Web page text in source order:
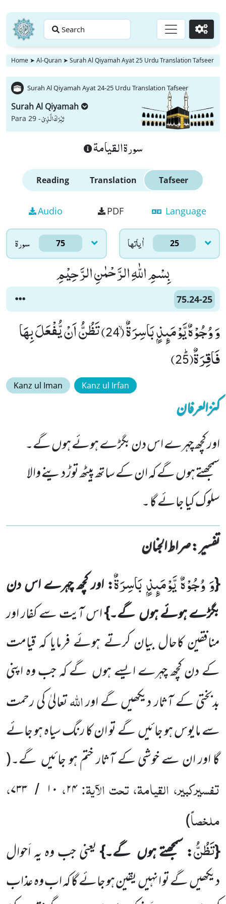
Search Go
Home ➤ Al-Quran ➤ Surah Al Qiyamah Ayat 25 Urdu Translation Tafseer
Surah Al Qiyamah Ayat 24-25 Urdu Translation Tafseer
Surah Al Qiyamah
Para 29 -تَبٰرَكَ الَّذِیْ
سورة القيامة
Reading Translation Tafseer
Audio PDF Language
سورۃ 75 اٰياتها 25
بِسْمِ اللّٰهِ الرَّحْمٰنِ الرَّحِیْمِ
75.24-25
وَ وُجُوْهٌ یَّوْمَىٕذٍۭ بَاسِرَةٌۙ (24) تَظُنُّ اَنْ یُّفْعَلَ بِهَا
فَاقِرَةٌﭤ(25)
Kanz ul Iman Kanz ul Irfan
کنزالعرفان
اور کچھ چہرے اس دن بگڑے ہوئے ہوں گے۔
سمجھتے ہوں گے کہ ان کے ساتھ پیٹھ توڑ دینے والا
سلوک کیا جائے گا ۔
تفسیر : ‎صراط الجنان
{وَ وُجُوْهٌ یَّوْمَىٕذٍۭ بَاسِرَةٌ: اور کچھ چہرے اس دن
بگڑے ہوئے ہوںگے۔}اس آیت سے کفار اور
منافقین کاحال بیان کرتے ہوئے فرمایا کہ قیامت
کے دن کچھ چہرے ایسے ہوں گے کہ جب وہ اپنی
بدبختی کے آثار دیکھیں گے اوراللّٰہتعالیٰ کی رحمت
سے مایوس ہو جائیںگے تو ان کا رنگ سیاہ ہو جائے
گا اور ان سے خوشی کے آثار ختم ہو جائیں گے۔(
تفسیرکبیر، القیامۃ، تحت الآیۃ:۲۴، ۱۰ / ۷۳۳،
ملخصاً)
{تَظُنُّ: سمجھتے ہوں گے۔}یعنی جب وہ یہ اَحوال
دیکھیںگے تو انہیںیقین ہو جائے گا کہ اب وہ عذاب